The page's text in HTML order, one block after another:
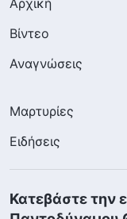
Βίντεο
Αναγνώσεις
Μαρτυρίες
Ειδήσεις
Κατεβάστε την